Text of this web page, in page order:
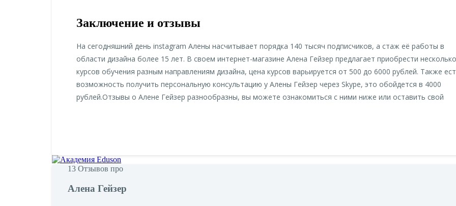
Заключение и отзывы
На сегодняшний день instagram Алены насчитывает порядка 140 тысяч подписчиков, а стаж её работы в
области дизайна более 15 лет. В своем интернет-магазине Алена Гейзер предлагает приобрести несколько
курсов обучения разным направлениям дизайна, цена курсов варьируется от 500 до 6000 рублей. Также
возможность получить персональную консультацию у Алены Гейзер через Skype, это обойдется в 4000
рублей.Отзывы о Алене Гейзер разнообразны, вы можете ознакомиться с ними ниже или оставить свой
13 Отзывов про
Алена Гейзер